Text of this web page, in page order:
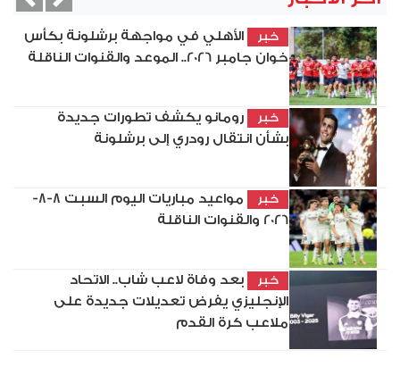
خبر
الأهلي في مواجهة برشلونة بكأس
خوان جامبر 2026.. الموعد والقنوات الناقلة
خبر
رومانو يكشف تطورات جديدة
بشأن انتقال رودري إلى برشلونة
خبر
مواعيد مباريات اليوم السبت 8-8-
2026 والقنوات الناقلة
خبر
بعد وفاة لاعب شاب.. الاتحاد
الإنجليزي يفرض تعديلات جديدة على
ملاعب كرة القدم
Next